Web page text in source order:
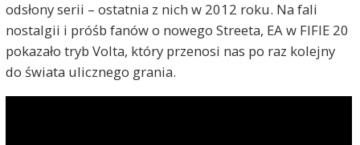
odsłony serii – ostatnia z nich w 2012 roku. Na fali
nostalgii i próśb fanów o nowego Streeta, EA w FIFIE 20
pokazało tryb Volta, który przenosi nas po raz kolejny
do świata ulicznego grania.